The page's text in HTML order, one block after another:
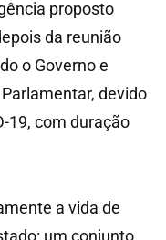
proposto
da reunião
o Governo e
devido
19, com duração
a vida de
um conjunto